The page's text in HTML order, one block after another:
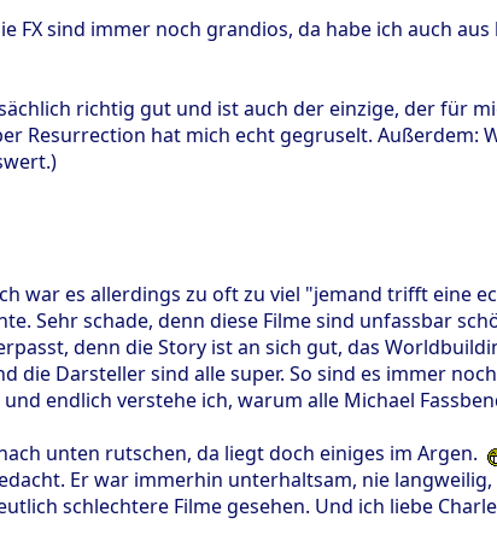
FX sind immer noch grandios, da habe ich auch
richtig gut und ist auch der einzige, der für
Resurrection hat mich echt gegruselt. Außerdem:
war es allerdings zu oft zu viel "jemand trifft eine
Sehr schade, denn diese Filme sind unfassbar
denn die Story ist an sich gut, das
die Darsteller sind alle super. So sind es immer
endlich verstehe ich, warum alle Michael
unten rutschen, da liegt doch einiges im Argen.
Er war immerhin unterhaltsam, nie
schlechtere Filme gesehen. Und ich liebe